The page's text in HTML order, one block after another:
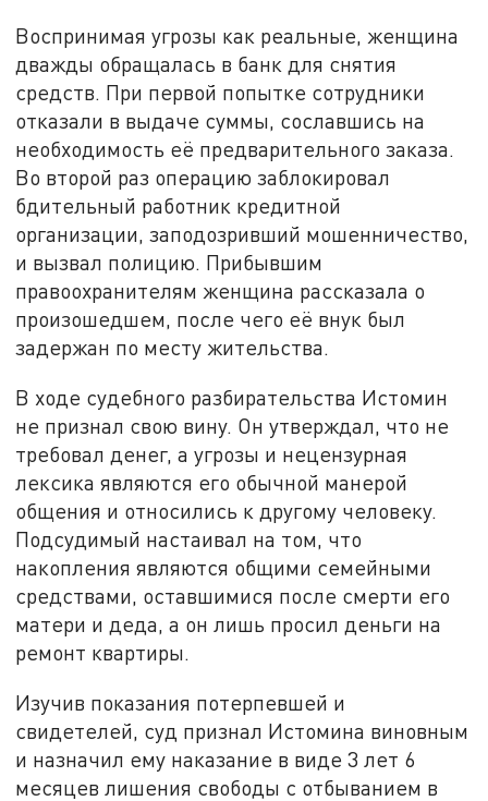
Воспринимая угрозы как реальные, женщина
дважды обращалась в банк для снятия
средств. При первой попытке сотрудники
отказали в выдаче суммы, сославшись на
необходимость её предварительного заказа.
Во второй раз операцию заблокировал
бдительный работник кредитной
организации, заподозривший мошенничество,
и вызвал полицию. Прибывшим
правоохранителям женщина рассказала о
произошедшем, после чего её внук был
задержан по месту жительства.
В ходе судебного разбирательства Истомин
не признал свою вину. Он утверждал, что не
требовал денег, а угрозы и нецензурная
лексика являются его обычной манерой
общения и относились к другому человеку.
Подсудимый настаивал на том, что
накопления являются общими семейными
средствами, оставшимися после смерти его
матери и деда, а он лишь просил деньги на
ремонт квартиры.
Изучив показания потерпевшей и
свидетелей, суд признал Истомина виновным
и назначил ему наказание в виде 3 лет 6
месяцев лишения свободы с отбыванием в